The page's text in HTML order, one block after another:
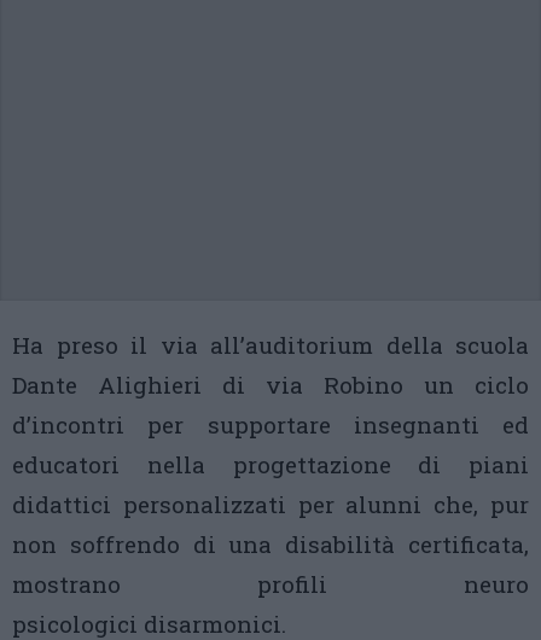
Ha preso il via all’auditorium della scuola
Dante Alighieri di via Robino un ciclo
d’incontri per supportare insegnanti ed
educatori nella progettazione di piani
didattici personalizzati per alunni che, pur
non soffrendo di una disabilità certificata,
mostrano profili neuro
psicologici disarmonici.